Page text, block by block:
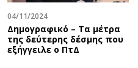
The Hill
Υγεία
Αγγελίες
04/11/2024
Δημογραφικό – Τα μέτρα
της δεύτερης δέσμης που
εξήγγειλε ο ΠτΔ